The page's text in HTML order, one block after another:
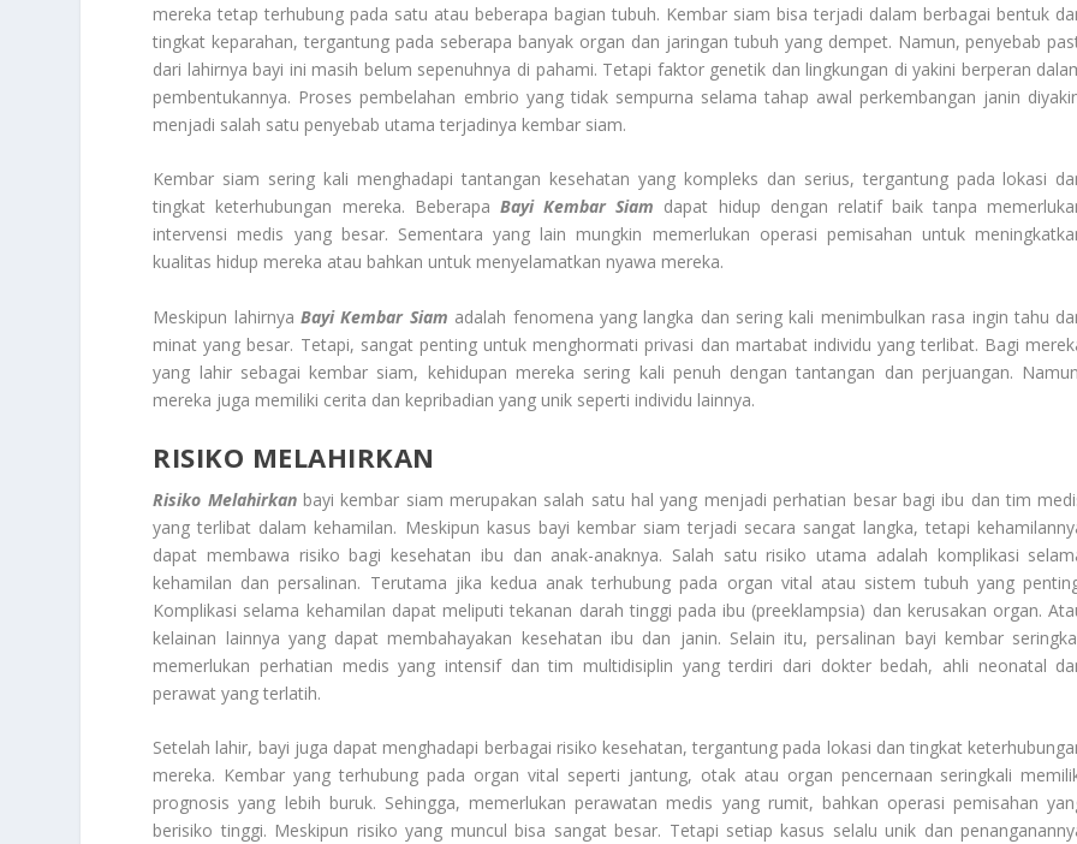
mereka tetap terhubung pada satu atau beberapa bagian tubuh. Kembar siam bisa terjadi dalam berbagai bentuk
tingkat keparahan, tergantung pada seberapa banyak organ dan jaringan tubuh yang dempet. Namun, penyebab
dari lahirnya bayi ini masih belum sepenuhnya di pahami. Tetapi faktor genetik dan lingkungan di yakini berperan
pembentukannya. Proses pembelahan embrio yang tidak sempurna selama tahap awal perkembangan janin
menjadi salah satu penyebab utama terjadinya kembar siam.
Kembar siam sering kali menghadapi tantangan kesehatan yang kompleks dan serius, tergantung pada lokasi
tingkat keterhubungan mereka. Beberapa Bayi Kembar Siam dapat hidup dengan relatif baik tanpa
intervensi medis yang besar. Sementara yang lain mungkin memerlukan operasi pemisahan untuk
kualitas hidup mereka atau bahkan untuk menyelamatkan nyawa mereka.
Meskipun lahirnya Bayi Kembar Siam adalah fenomena yang langka dan sering kali menimbulkan rasa ingin tahu
minat yang besar. Tetapi, sangat penting untuk menghormati privasi dan martabat individu yang terlibat. Bagi
yang lahir sebagai kembar siam, kehidupan mereka sering kali penuh dengan tantangan dan perjuangan.
mereka juga memiliki cerita dan kepribadian yang unik seperti individu lainnya.
RISIKO MELAHIRKAN
Risiko Melahirkan bayi kembar siam merupakan salah satu hal yang menjadi perhatian besar bagi ibu dan tim
yang terlibat dalam kehamilan. Meskipun kasus bayi kembar siam terjadi secara sangat langka, tetapi
dapat membawa risiko bagi kesehatan ibu dan anak-anaknya. Salah satu risiko utama adalah komplikasi
kehamilan dan persalinan. Terutama jika kedua anak terhubung pada organ vital atau sistem tubuh yang
Komplikasi selama kehamilan dapat meliputi tekanan darah tinggi pada ibu (preeklampsia) dan kerusakan organ.
kelainan lainnya yang dapat membahayakan kesehatan ibu dan janin. Selain itu, persalinan bayi kembar
memerlukan perhatian medis yang intensif dan tim multidisiplin yang terdiri dari dokter bedah, ahli neonatal
perawat yang terlatih.
Setelah lahir, bayi juga dapat menghadapi berbagai risiko kesehatan, tergantung pada lokasi dan tingkat
mereka. Kembar yang terhubung pada organ vital seperti jantung, otak atau organ pencernaan seringkali
prognosis yang lebih buruk. Sehingga, memerlukan perawatan medis yang rumit, bahkan operasi pemisahan
berisiko tinggi. Meskipun risiko yang muncul bisa sangat besar. Tetapi setiap kasus selalu unik dan